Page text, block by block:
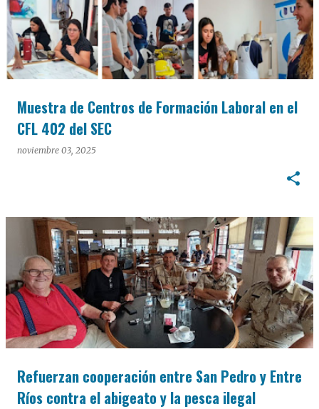
nuestros contenidos.
Muestra de Centros de Formación Laboral en el
CFL 402 del SEC
noviembre 03, 2025
Refuerzan cooperación entre San Pedro y Entre
Ríos contra el abigeato y la pesca ilegal